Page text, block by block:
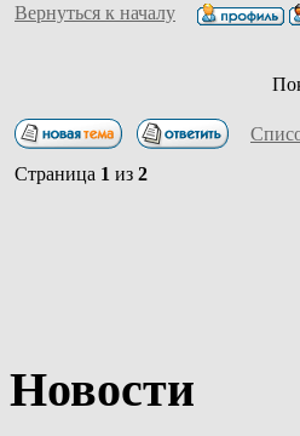
Вернуться к началу
Страница 1 из 2
Новости